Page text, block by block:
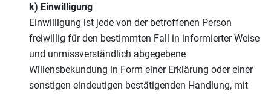
k) Einwilligung
Einwilligung ist jede von der betroffenen Person
freiwillig für den bestimmten Fall in informierter Weise
und unmissverständlich abgegebene
Willensbekundung in Form einer Erklärung oder einer
sonstigen eindeutigen bestätigenden Handlung, mit